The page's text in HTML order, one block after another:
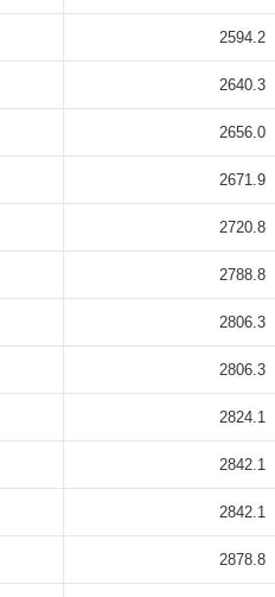
2594.2
2640.3
2656.0
2671.9
2720.8
2788.8
2806.3
2806.3
2824.1
2842.1
2842.1
2878.8